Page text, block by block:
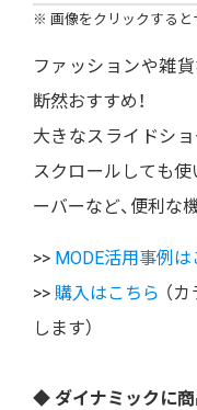
※ 画像をクリックすると
ファッションや雑
断然おすすめ！
大きなスライドシ
スクロールしても
ーバーなど、便利な
>> MODE活用事例は
>> 購入はこちら （
します）
◆ ダイナミックに商